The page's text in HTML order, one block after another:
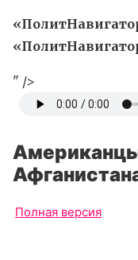
" />
Американцы
Полная версия